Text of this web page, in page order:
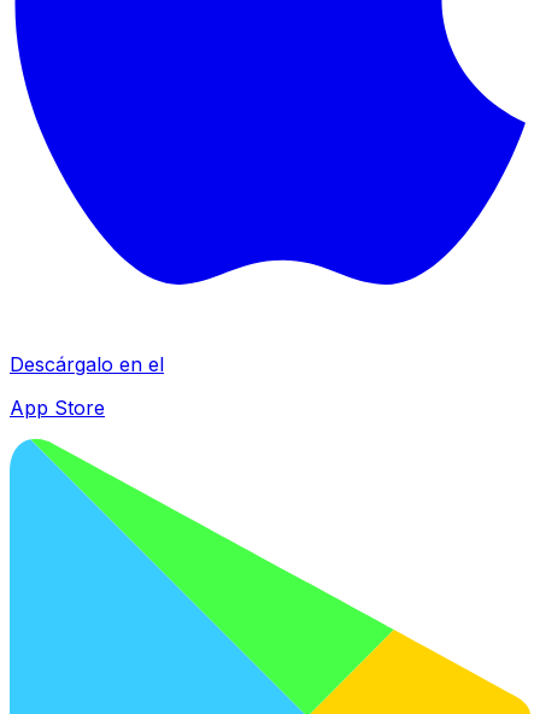
Descárgalo en el
App Store